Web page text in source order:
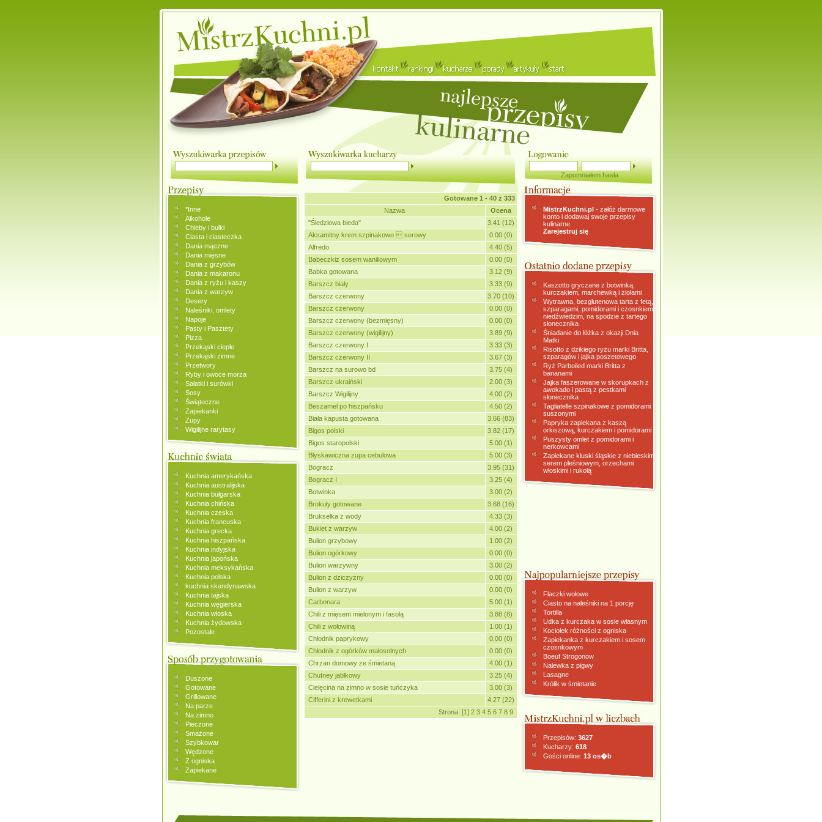
Zapomniałem hasła
*Inne
Alkohole
Chleby i bułki
Ciasta i ciasteczka
Dania mączne
Dania mięsne
Dania z grzybów
Dania z makaronu
Dania z ryżu i kaszy
Dania z warzyw
Desery
Naleśniki, omlety
Napoje
Pasty i Pasztety
Pizza
Przekąski ciepłe
Przekąski zimne
Przetwory
Ryby i owoce morza
Sałatki i surówki
Sosy
Świąteczne
Zapiekanki
Zupy
Wigilijne rarytasy
Kuchnia amerykańska
Kuchnia australijska
Kuchnia bułgarska
Kuchnia chińska
Kuchnia czeska
Kuchnia francuska
Kuchnia grecka
Kuchnia hiszpańska
Kuchnia indyjska
Kuchnia japońska
Kuchnia meksykańska
Kuchnia polska
kuchnia skandynawska
Kuchnia tajska
Kuchnia węgierska
Kuchnia włoska
Kuchnia żydowska
Pozostałe
Duszone
Gotowane
Grillowane
Na parze
Na zimno
Pieczone
Smażone
Szybkowar
Wędzone
Z ogniska
Zapiekane
Gotowane 1 - 40 z 333
Nazwa
Ocena
"Śledziowa bieda"
3.41 (12)
Aksamitny krem szpinakowo  serowy
0.00 (0)
Alfredo
4.40 (5)
Babeczkiz sosem waniliowym
0.00 (0)
Babka gotowana
3.12 (9)
Barszcz biały
3.33 (9)
Barszcz czerwony
3.70 (10)
Barszcz czerwony
0.00 (0)
Barszcz czerwony (bezmięsny)
0.00 (0)
Barszcz czerwony (wigilijny)
3.89 (9)
Barszcz czerwony I
3.33 (3)
Barszcz czerwony II
3.67 (3)
Barszcz na surowo bd
3.75 (4)
Barszcz ukraiński
2.00 (3)
Barszcz Wigilijny
4.00 (2)
Beszamel po hiszpańsku
4.50 (2)
Biała kapusta gotowana
3.66 (83)
Bigos polski
3.82 (17)
Bigos staropolski
5.00 (1)
Błyskawiczna zupa cebulowa
5.00 (3)
Bogracz
3.95 (31)
Bogracz I
3.25 (4)
Botwinka
3.00 (2)
Brokuły gotowane
3.68 (16)
Brukselka z wody
4.33 (3)
Bukiet z warzyw
4.00 (2)
Bulion grzybowy
1.00 (2)
Bulion ogórkowy
0.00 (0)
Bulion warzywny
3.00 (2)
Bulion z dziczyzny
0.00 (0)
Bulion z warzyw
0.00 (0)
Carbonara
5.00 (1)
Chili z mięsem mielonym i fasolą
3.88 (8)
Chili z wołowiną
1.00 (1)
Chłodnik paprykowy
0.00 (0)
Chłodnik z ogórków małosolnych
0.00 (0)
Chrzan domowy ze śmietaną
4.00 (1)
Chutney jabłkowy
3.25 (4)
Cielęcina na zimno w sosie tuńczyka
3.00 (3)
Cifferini z krewetkami
4.27 (22)
Strona: [1] 2 3 4 5 6 7 8 9
MistrzKuchni.pl- załóż darmowe
konto i dodawaj swoje przepisy
kulinarne.
Zarejestruj się
Kaszotto gryczane z botwinką,
kurczakiem, marchewką i ziołami
Wytrawna, bezglutenowa tarta z fetą,
szparagami, pomidorami i czosnkiem
niedźwiedzim, na spodzie z tartego
słonecznika
Śniadanie do łóżka z okazji Dnia
Matki
Risotto z dzikiego ryżu marki Britta,
szparagów i jajka poszetowego
Ryż Parboiled marki Britta z
bananami
Jajka faszerowane w skorupkach z
awokado i pastą z pestkami
słonecznika
Tagliatelle szpinakowe z pomidorami
suszonymi
Papryka zapiekana z kaszą
orkiszową, kurczakiem i pomidorami
Puszysty omlet z pomidorami i
nerkowcami
Zapiekane kluski śląskie z niebieskim
serem pleśniowym, orzechami
włoskimi i rukolą
Flaczki wołowe
Ciasto na naleśniki na 1 porcję
Tortilla
Udka z kurczaka w sosie własnym
Kociołek różności z ogniska
Zapiekanka z kurczakiem i sosem
czosnkowym
Boeuf Strogonow
Nalewka z pigwy
Lasagne
Królik w śmietanie
Przepisów: 3627
Kucharzy: 618
Gości online: 13 os�b